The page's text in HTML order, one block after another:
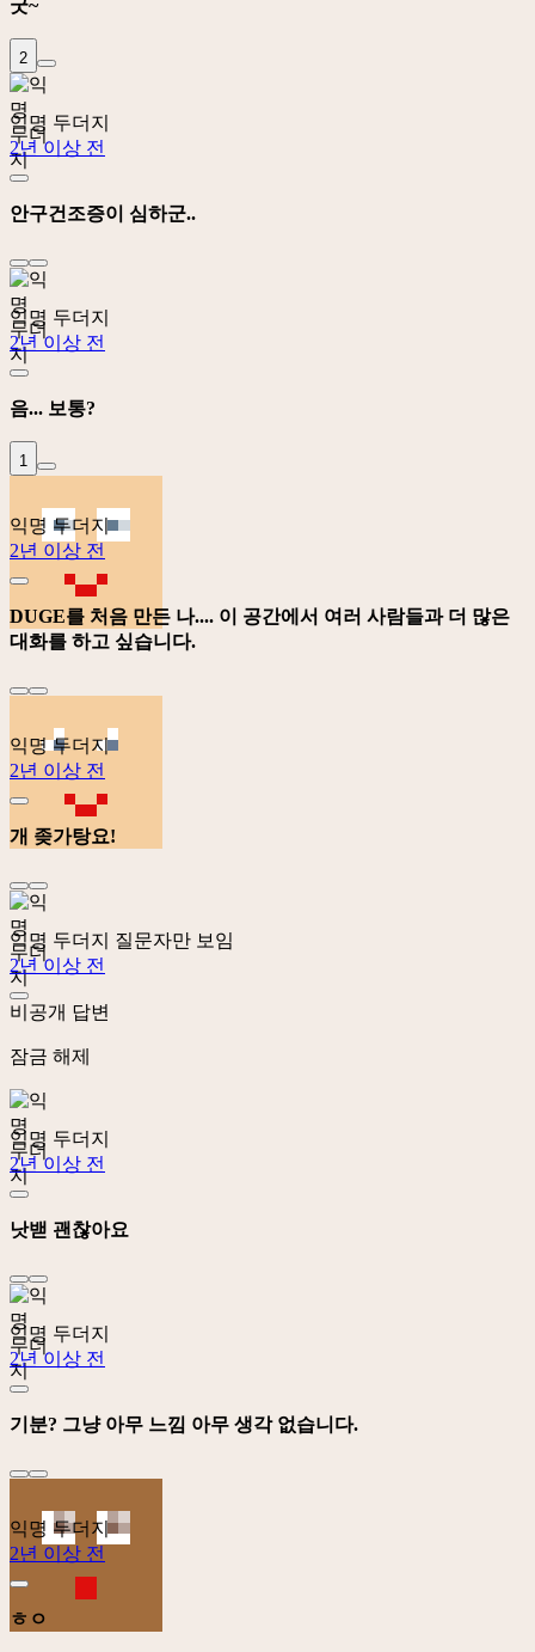
굿~
2
익명 두더지
2년 이상 전
안구건조증이 심하군..
익명 두더지
2년 이상 전
음... 보통?
1
익명 두더지
2년 이상 전
DUGE를 처음 만든 나.... 이 공간에서 여러 사람들과 더 많은
대화를 하고 싶습니다.
익명 두더지
2년 이상 전
개 좆가탕요!
익명 두더지
질문자만 보임
2년 이상 전
비공개 답변
잠금 해제
익명 두더지
2년 이상 전
낫밷 괜찮아요
익명 두더지
2년 이상 전
기분? 그냥 아무 느낌 아무 생각 없습니다.
익명 두더지
2년 이상 전
ㅎㅇ